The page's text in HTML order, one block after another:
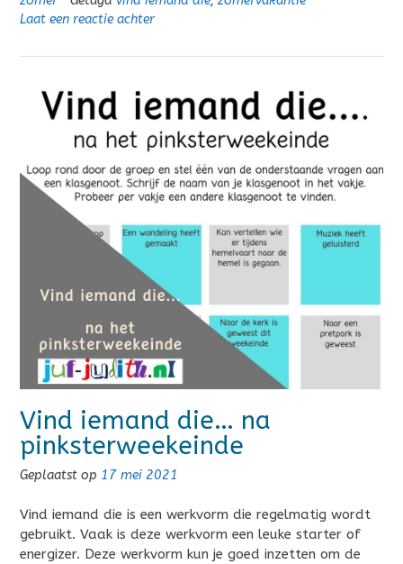
Laat een reactie achter
Vind iemand die… na
pinksterweekeinde
Geplaatst op 17 mei 2021
Vind iemand die is een werkvorm die regelmatig wordt
gebruikt. Vaak is deze werkvorm een leuke starter of
energizer. Deze werkvorm kun je goed inzetten om de